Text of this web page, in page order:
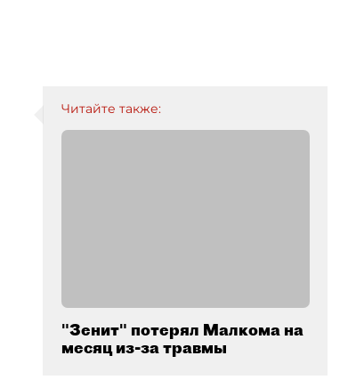
Читайте также:
"Зенит" потерял Малкома на
месяц из-за травмы